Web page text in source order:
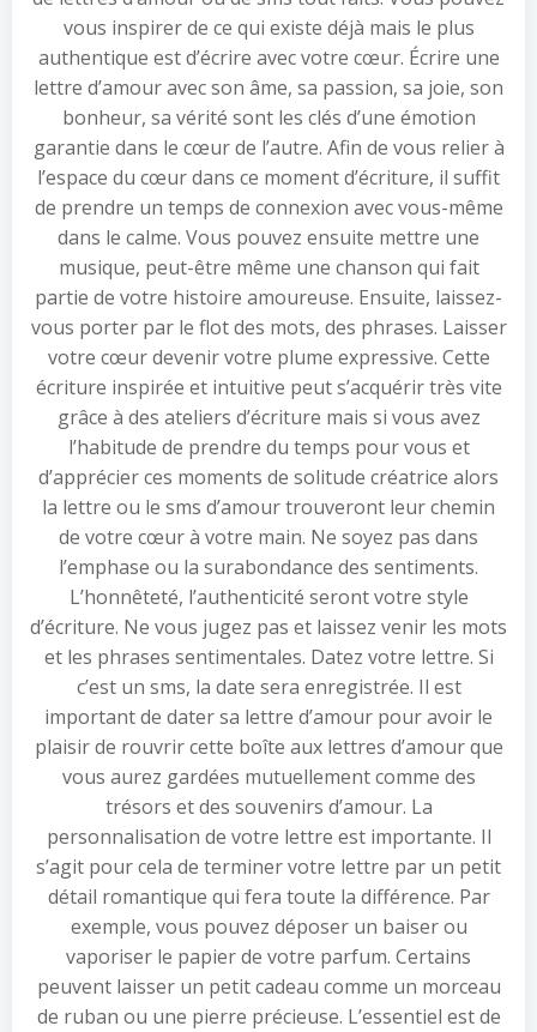
vous inspirer de ce qui existe déjà mais le plus
authentique est d’écrire avec votre cœur. Écrire une
lettre d’amour avec son âme, sa passion, sa joie, son
bonheur, sa vérité sont les clés d’une émotion
garantie dans le cœur de l’autre. Afin de vous relier à
l’espace du cœur dans ce moment d’écriture, il suffit
de prendre un temps de connexion avec vous-même
dans le calme. Vous pouvez ensuite mettre une
musique, peut-être même une chanson qui fait
partie de votre histoire amoureuse. Ensuite, laissez-
vous porter par le flot des mots, des phrases. Laisser
votre cœur devenir votre plume expressive. Cette
écriture inspirée et intuitive peut s’acquérir très vite
grâce à des ateliers d’écriture mais si vous avez
l’habitude de prendre du temps pour vous et
d’apprécier ces moments de solitude créatrice alors
la lettre ou le sms d’amour trouveront leur chemin
de votre cœur à votre main. Ne soyez pas dans
l’emphase ou la surabondance des sentiments.
L’honnêteté, l’authenticité seront votre style
d’écriture. Ne vous jugez pas et laissez venir les mots
et les phrases sentimentales. Datez votre lettre. Si
c’est un sms, la date sera enregistrée. Il est
important de dater sa lettre d’amour pour avoir le
plaisir de rouvrir cette boîte aux lettres d’amour que
vous aurez gardées mutuellement comme des
trésors et des souvenirs d’amour. La
personnalisation de votre lettre est importante. Il
s’agit pour cela de terminer votre lettre par un petit
détail romantique qui fera toute la différence. Par
exemple, vous pouvez déposer un baiser ou
vaporiser le papier de votre parfum. Certains
peuvent laisser un petit cadeau comme un morceau
de ruban ou une pierre précieuse. L’essentiel est de